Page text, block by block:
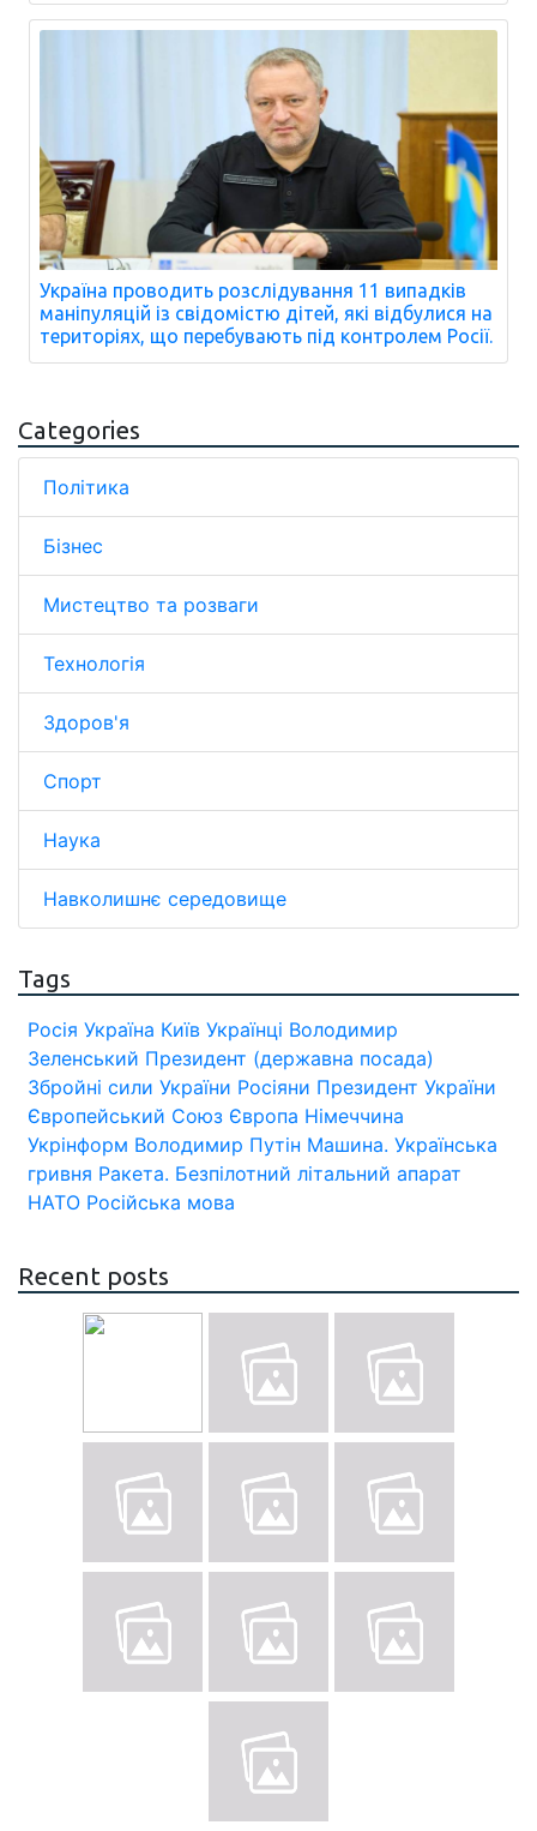
Україна проводить розслідування 11 випадків
маніпуляцій із свідомістю дітей, які відбулися на
територіях, що перебувають під контролем Росії.
Categories
Політика
Бізнес
Мистецтво та розваги
Технологія
Здоров'я
Спорт
Наука
Навколишнє середовище
Tags
Росія Україна Київ Українці Володимир
Зеленський Президент (державна посада)
Збройні сили України Росіяни Президент України
Європейський Союз Європа Німеччина
Укрінформ Володимир Путін Машина. Українська
гривня Ракета. Безпілотний літальний апарат
НАТО Російська мова
Recent posts